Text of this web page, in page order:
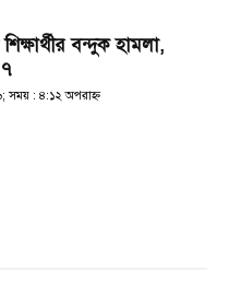
বন্দুক হামলা,
সময় : ৪:১২ অপরাহ্ণ